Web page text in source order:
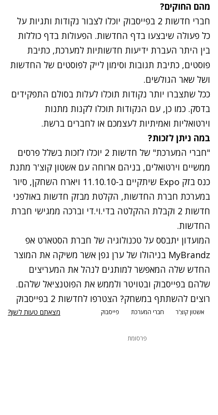
מהם החוקים?
חברי חדשות 2 בפייסבוק יוכלו לצבור נקודות ותגיות על
כל פעולה שיבצעו בדף החדשות. הפעולות בדף כוללות
בין היתר העברת ידיעות חדשותיות למערכת, כתיבת
פוסטים, כתיבת תגובות וסימון לייק לפוסטים של החדשות
ושל שאר הגולשים.
ככל שתצברו יותר נקודות תוכלו לעלות בסולם התפקידים
בדסק. כמו כן, עם הנקודות תוכלו לקנות מתנות
וירטואליות ואמיתיות לעצמכם או לחברים ברשת.
במה ניתן לזכות?
"חברי המערכת" של חדשות 2 יוכלו לזכות בשלל פרסים
ממשיים וירטואלים, בניהם ארוחה עם אשטון קוצ'ר מתנת
כנס בזק Expo שיתקיים ב-11.10.10 ויארח השחקן, סיור
במערכת חברת החדשות, הקלטת מבזק חדשות באולפני
חדשות 2 וקבלת ההקלטה בדי.וי.די וברכה ממגישי חברת
החדשות.
המועדון יתבסס על טכנולוגיה של חברת הסטארט אפ
MyBrandz בניהולו של ערן גפן אשר משיקה את המוצר
החדש שלה המאפשר למותגים לנהל את המעריצים
שלהם בפייסבוק ובטויטר ולממש את הפוטנציאל שלהם.
רוצים להשתתף במשחק? הצטרפו לחדשות 2 בפייסבוק
אשטון קוצ'ר חברי המערכת פייסבוק מצאתם טעות לשון?
פרסומת